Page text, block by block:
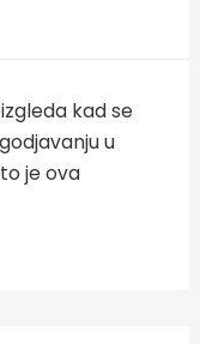
kad se
u
je ova